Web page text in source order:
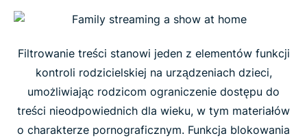
Jak działa funkcja blokowania stron dla dorosłych
w ExpressVPN?
Najczęściej zadawane pytania
Filtrowanie treści stanowi jeden z elementów funkcji
kontroli rodzicielskiej na urządzeniach dzieci,
umożliwiając rodzicom ograniczenie dostępu do
treści nieodpowiednich dla wieku, w tym materiałów
o charakterze pornograficznym. Funkcja blokowania